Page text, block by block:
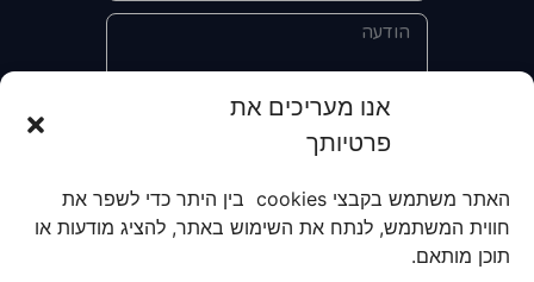
אנו מעריכים את
פרטיותך
האתר משתמש בקבצי cookies בין היתר כדי לשפר את
חווית המשתמש, לנתח את השימוש באתר, להציג מודעות או
תוכן מותאם.
אני מאשר/ת את מסירת הפרטים
קבלת מידע על מוצרים, שירותים, מועדון
לקוחות. אני מודע/ת שאוכל לבטל את
הרישום שלי בכל עת ושעל מסירת הפרטים